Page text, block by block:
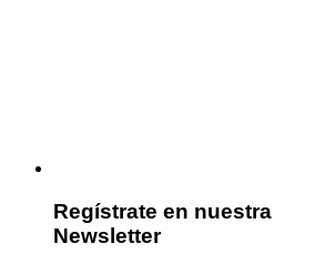
Regístrate en nuestra
Newsletter